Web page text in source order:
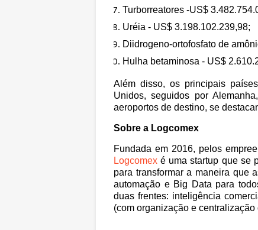
Turborreatores -US$
Uréia - US$ 3.198.102.239,98;
Diidrogeno-ortofosfato de
Hulha betaminosa - US$
Além disso, os principais
Unidos, seguidos por
aeroportos de destino, se
Sobre a Logcomex
Fundada em 2016, pelos
Logcomex é uma startup que se
para transformar a maneira que
automação e Big Data para
duas frentes: inteligência
(com organização e